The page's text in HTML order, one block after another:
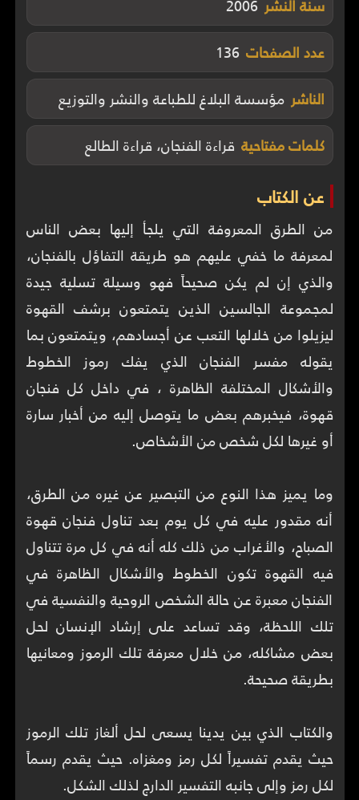
عدد الصفحات 136
الناشر مؤسسة البلاغ للطباعة والنشر والتوزيع‏
كلمات مفتاحية قراءة الفنجان، قراءة الطالع
عن الكتاب
من الطرق المعروفة التي يلجأ إليها بعض الناس
لمعرفة ما خفي عليهم هو طريقة التفاؤل بالفنجان،
والذي إن لم يكن صحيحاً فهو وسيلة تسلية جيدة
لمجموعة الجالسين الذين يتمتعون برشف القهوة
ليزيلوا من خلالها التعب عن أجسادهم، ويتمتعون بما
يقوله مفسر الفنجان الذي يفك رموز الخطوط
والأشكال المختلفة الظاهرة ، في داخل كل فنجان
قهوة، فيخبرهم بعض ما يتوصل إليه من أخبار سارة
وما يميز هذا النوع من التبصير عن غيره من الطرق،
أنه مقدور عليه في كل يوم بعد تناول فنجان قهوة
الصباح، والأغراب من ذلك كله أنه في كل مرة تتناول
فيه القهوة تكون الخطوط والأشكال الظاهرة في
الفنجان معبرة عن حالة الشخص الروحية والنفسية في
تلك اللحظة، وقد تساعد على إرشاد الإنسان لحل
بعض مشاكله، من خلال معرفة تلك الرموز ومعانيها
والكتاب الذي بين يدينا يسعى لحل ألغاز تلك الرموز
حيث يقدم تفسيراً لكل رمز ومغزاه. حيث يقدم رسماً
لكل رمز وإلى جانبه التفسير الدارج لذلك الشكل.